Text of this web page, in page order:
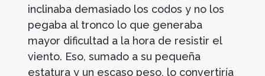
inclinaba demasiado los codos y no los
pegaba al tronco lo que generaba
mayor dificultad a la hora de resistir el
viento. Eso, sumado a su pequeña
estatura y un escaso peso, lo convertiría